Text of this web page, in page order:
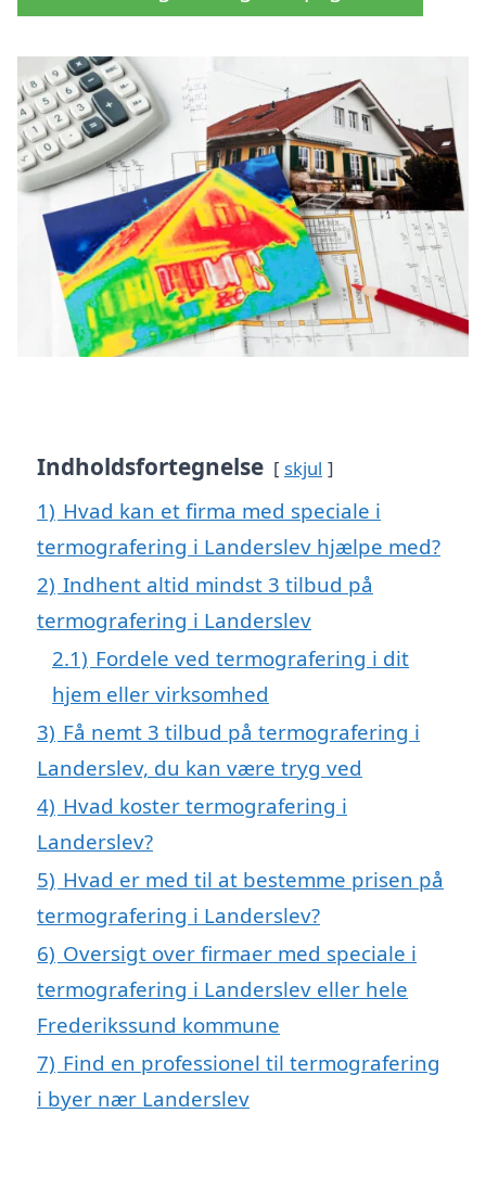
Indholdsfortegnelse skjul
1) Hvad kan et firma med speciale i
termografering i Landerslev hjælpe med?
2) Indhent altid mindst 3 tilbud på
termografering i Landerslev
2.1) Fordele ved termografering i dit
hjem eller virksomhed
3) Få nemt 3 tilbud på termografering i
Landerslev, du kan være tryg ved
4) Hvad koster termografering i
Landerslev?
5) Hvad er med til at bestemme prisen på
termografering i Landerslev?
6) Oversigt over firmaer med speciale i
termografering i Landerslev eller hele
Frederikssund kommune
7) Find en professionel til termografering
i byer nær Landerslev